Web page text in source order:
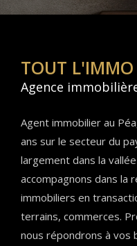
TOUT L'IMMO
agence
Agent immobilier au
ans sur le secteur du
largement dans la
accompagnons dans la
immobiliers en
terrains, commerces.
nous répondrons à vos